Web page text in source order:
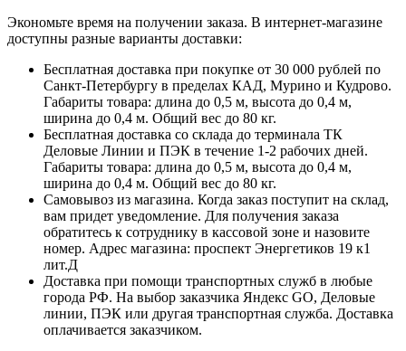
Экономьте время на получении заказа. В интернет-магазине
доступны разные варианты доставки:
Бесплатная доставка при покупке от 30 000 рублей по
Санкт-Петербургу в пределах КАД, Мурино и Кудрово.
Габариты товара: длина до 0,5 м, высота до 0,4 м,
ширина до 0,4 м. Общий вес до 80 кг.
Бесплатная доставка со склада до терминала ТК
Деловые Линии и ПЭК в течение 1-2 рабочих дней.
Габариты товара: длина до 0,5 м, высота до 0,4 м,
ширина до 0,4 м. Общий вес до 80 кг.
Самовывоз из магазина. Когда заказ поступит на склад,
вам придет уведомление. Для получения заказа
обратитесь к сотруднику в кассовой зоне и назовите
номер. Адрес магазина: проспект Энергетиков 19 к1
лит.Д
Доставка при помощи транспортных служб в любые
города РФ. На выбор заказчика Яндекс GO, Деловые
линии, ПЭК или другая транспортная служба. Доставка
оплачивается заказчиком.